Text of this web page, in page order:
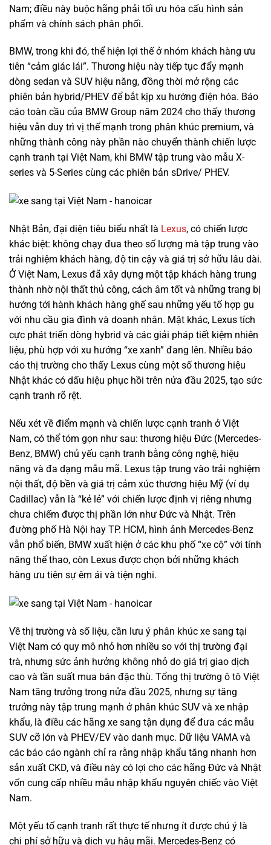
Nam; điều này buộc hãng phải tối ưu hóa cấu hình sản
phẩm và chính sách phân phối.
BMW, trong khi đó, thể hiện lợi thế ở nhóm khách hàng ưu
tiên “cảm giác lái”. Thương hiệu này tiếp tục đẩy mạnh
dòng sedan và SUV hiệu năng, đồng thời mở rộng các
phiên bản hybrid/PHEV để bắt kịp xu hướng điện hóa. Báo
cáo toàn cầu của BMW Group năm 2024 cho thấy thương
hiệu vẫn duy trì vị thế mạnh trong phân khúc premium, và
những thành công này phần nào chuyển thành chiến lược
cạnh tranh tại Việt Nam, khi BMW tập trung vào mẫu X-
series và 5-Series cùng các phiên bản sDrive/ PHEV.
Nhật Bản, đại diện tiêu biểu nhất là Lexus, có chiến lược
khác biệt: không chạy đua theo số lượng mà tập trung vào
trải nghiệm khách hàng, độ tin cậy và giá trị sở hữu lâu dài.
Ở Việt Nam, Lexus đã xây dựng một tập khách hàng trung
thành nhờ nội thất thủ công, cách âm tốt và những trang bị
hướng tới hành khách hàng ghế sau những yếu tố hợp gu
với nhu cầu gia đình và doanh nhân. Mặt khác, Lexus tích
cực phát triển dòng hybrid và các giải pháp tiết kiệm nhiên
liệu, phù hợp với xu hướng “xe xanh” đang lên. Nhiều báo
cáo thị trường cho thấy Lexus cùng một số thương hiệu
Nhật khác có dấu hiệu phục hồi trên nửa đầu 2025, tạo sức
cạnh tranh rõ rệt.
Nếu xét về điểm mạnh và chiến lược cạnh tranh ở Việt
Nam, có thể tóm gọn như sau: thương hiệu Đức (Mercedes-
Benz, BMW) chủ yếu cạnh tranh bằng công nghệ, hiệu
năng và đa dạng mẫu mã. Lexus tập trung vào trải nghiệm
nội thất, độ bền và giá trị cảm xúc thương hiệu Mỹ (ví dụ
Cadillac) vẫn là “kẻ lẻ” với chiến lược định vị riêng nhưng
chưa chiếm được thị phần lớn như Đức và Nhật. Trên
đường phố Hà Nội hay TP. HCM, hình ảnh Mercedes-Benz
vẫn phổ biến, BMW xuất hiện ở các khu phố “xe cộ” với tính
năng thể thao, còn Lexus được chọn bởi những khách
hàng ưu tiên sự êm ái và tiện nghi.
Về thị trường và số liệu, cần lưu ý phân khúc xe sang tại
Việt Nam có quy mô nhỏ hơn nhiều so với thị trường đại
trà, nhưng sức ảnh hưởng không nhỏ do giá trị giao dịch
cao và tần suất mua bán đặc thù. Tổng thị trường ô tô Việt
Nam tăng trưởng trong nửa đầu 2025, nhưng sự tăng
trưởng này tập trung mạnh ở phân khúc SUV và xe nhập
khẩu, là điều các hãng xe sang tận dụng để đưa các mẫu
SUV cỡ lớn và PHEV/EV vào danh mục. Dữ liệu VAMA và
các báo cáo ngành chỉ ra rằng nhập khẩu tăng nhanh hơn
sản xuất CKD, và điều này có lợi cho các hãng Đức và Nhật
vốn cung cấp nhiều mẫu nhập khẩu nguyên chiếc vào Việt
Nam.
Một yếu tố cạnh tranh rất thực tế nhưng ít được chú ý là
chi phí sở hữu và dịch vụ hậu mãi. Mercedes-Benz có